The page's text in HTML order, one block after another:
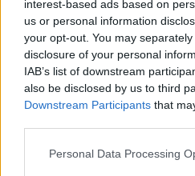
interest-based ads based on
us or personal information
your opt-out. You may
disclosure of your personal
IAB’s list of downstream
also be disclosed by us to third
Downstream Participants that
Please note that this website/
Personal Data Processing
legátfogóbb mégis: hogy
mindannyian egymással és
A történet végén Arvin még
fiatal, és előtte az élet - de
olyan dolgokat látott és
egyszerű feldolgozni. Vajon
mintáit? Legutolsó
motoszkál a fejemben.